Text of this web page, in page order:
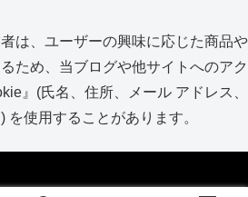
は、ユーザーの興味に応じた商品や
ため、当ブログや他サイトへのアク
』(氏名、住所、メール アドレス、
を使用することがあります。